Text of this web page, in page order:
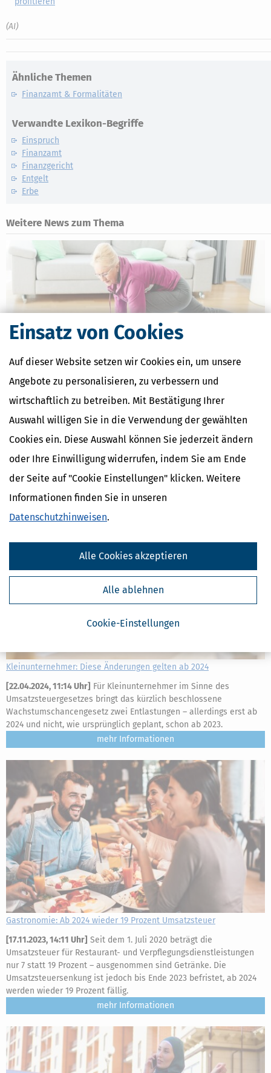
Einsatz von Cookies
Auf dieser Website setzen wir Cookies ein, um unsere
Angebote zu personalisieren, zu verbessern und
wirtschaftlich zu betreiben. Mit Bestätigung Ihrer
Auswahl willigen Sie in die Verwendung der gewählten
Cookies ein. Diese Auswahl können Sie jederzeit ändern
oder Ihre Einwilligung widerrufen, indem Sie am Ende
der Seite auf "Cookie Einstellungen" klicken. Weitere
Informationen finden Sie in unseren
Datenschutzhinweisen.
Cookie-Einstellungen
Alle ablehnen
Alle Cookies akzeptieren
(AI)
Ähnliche Themen
Finanzamt & Formalitäten
Verwandte Lexikon-Begriffe
Einspruch
Finanzamt
Finanzgericht
Entgelt
Erbe
Weitere News zum Thema
Umsatzsteuer bei Online-Veranstaltungen
06.05.2024, 13:29 Uhr]Vorträge, Konzerte, Sportkurse: Was gibt es
inzwischen nicht alles online! Umsatzsteuerlich stellt sich da
schnell die Frage nach dem Leistungsort, nach Steuerbefreiungen
und Steuerermäßigungen. Das Bundesfinanzministerium hat dazu
Kleinunternehmer: Diese Änderungen gelten ab 2024
[22.04.2024, 11:14 Uhr] Für Kleinunternehmer im Sinne des
Umsatzsteuergesetzes bringt das kürzlich beschlossene
Wachstumschancengesetz zwei Entlastungen – allerdings erst ab
2024 und nicht, wie ursprünglich geplant, schon ab 2023.
mehr
Gastronomie: Ab 2024 wieder 19 Prozent Umsatzsteuer
[17.11.2023, 14:11 Uhr] Seit dem 1. Juli 2020 beträgt die
Umsatzsteuer für Restaurant- und Verpflegungsdienstleistungen
nur 7 statt 19 Prozent – ausgenommen sind Getränke. Die
Umsatzsteuersenkung ist jedoch bis Ende 2023 befristet, ab 2024
werden wieder 19 Prozent fällig.
mehr